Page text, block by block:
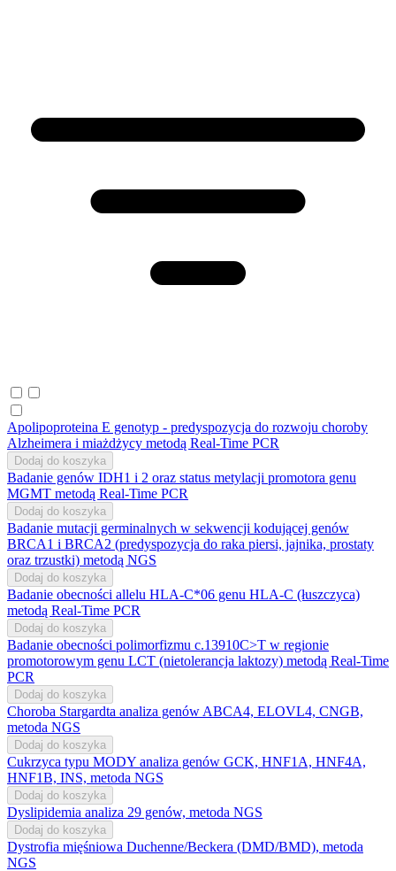
Apolipoproteina E genotyp - predyspozycja do rozwoju choroby
Alzheimera i miażdżycy metodą Real-Time PCR
Dodaj do koszyka
Badanie genów IDH1 i 2 oraz status metylacji promotora genu
MGMT metodą Real-Time PCR
Dodaj do koszyka
Badanie mutacji germinalnych w sekwencji kodującej genów
BRCA1 i BRCA2 (predyspozycja do raka piersi, jajnika, prostaty
oraz trzustki) metodą NGS
Dodaj do koszyka
Badanie obecności allelu HLA-C*06 genu HLA-C (łuszczyca)
metodą Real-Time PCR
Dodaj do koszyka
Badanie obecności polimorfizmu c.13910C>T w regionie
promotorowym genu LCT (nietolerancja laktozy) metodą Real-Time
PCR
Dodaj do koszyka
Choroba Stargardta analiza genów ABCA4, ELOVL4, CNGB,
metoda NGS
Dodaj do koszyka
Cukrzyca typu MODY analiza genów GCK, HNF1A, HNF4A,
HNF1B, INS, metoda NGS
Dodaj do koszyka
Dyslipidemia analiza 29 genów, metoda NGS
Dodaj do koszyka
Dystrofia mięśniowa Duchenne/Beckera (DMD/BMD), metoda
NGS